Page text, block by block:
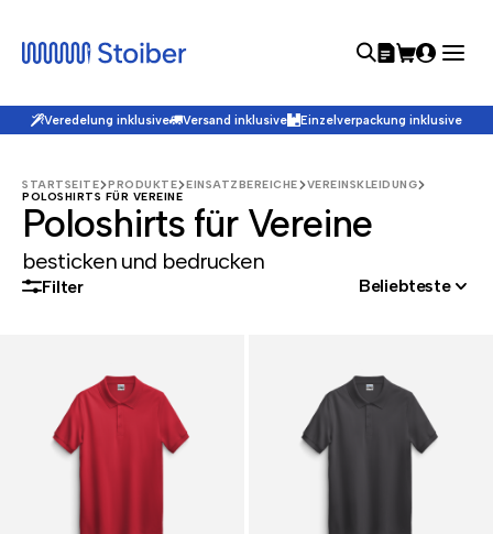
Veredelung inklusive Versand inklusive Einzelverpackung inklusive
STARTSEITE PRODUKTE EINSATZBEREICHE
VEREINSKLEIDUNG
POLOSHIRTS FÜR VEREINE
Poloshirts für Vereine
besticken und bedrucken
Filter Beliebteste